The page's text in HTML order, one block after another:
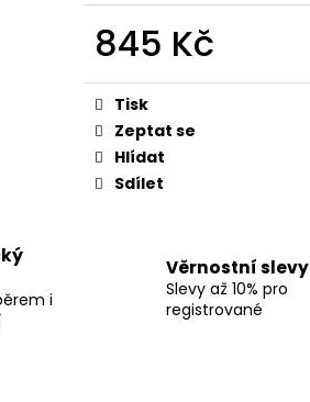
845 Kč
Tisk
Zeptat se
Hlídat
Sdílet
i
Věrnostní slevy
Slevy až 10% pro
registrované